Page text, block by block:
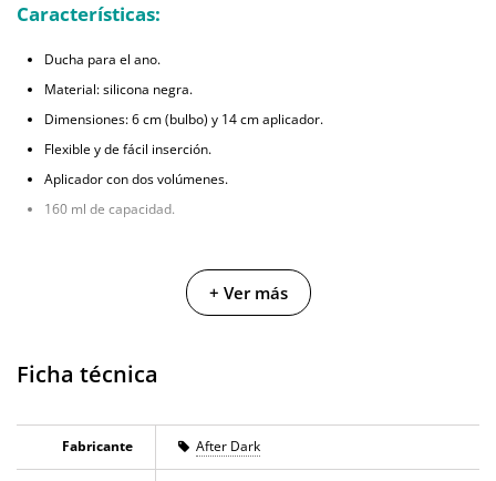
Características:
Ducha para el ano.
Material: silicona negra.
Dimensiones: 6 cm (bulbo) y 14 cm aplicador.
Flexible y de fácil inserción.
Aplicador con dos volúmenes.
160 ml de capacidad.
+ Ver más
Ficha técnica
Fabricante After Dark